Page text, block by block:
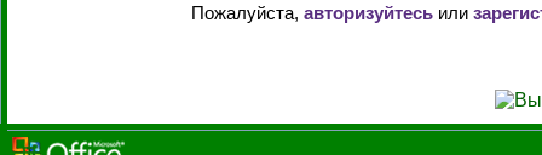
Пожалуйста, авторизуйтесьили